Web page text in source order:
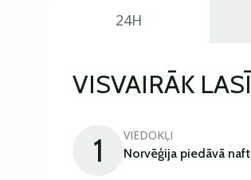
24H
VISVAIRĀK
1 VIEDOKĻI
Norvēģija piedāvā